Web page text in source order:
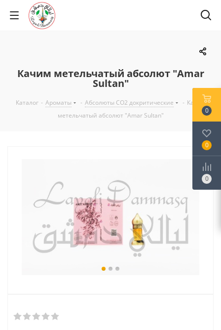
Качим метельчатый абсолют "Amar
Sultan"
Каталог - Ароматы - Абсолюты CO2 докритические - Качим
метельчатый абсолют "Amar Sultan"
0
0
0